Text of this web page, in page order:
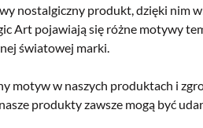
nostalgiczny produkt, dzięki nim
Art pojawiają się różne motywy
światowej marki.
motyw w naszych produktach i
produkty zawsze mogą być